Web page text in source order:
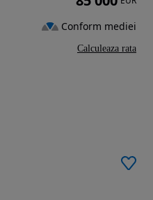
Conform mediei
Calculeaza rata